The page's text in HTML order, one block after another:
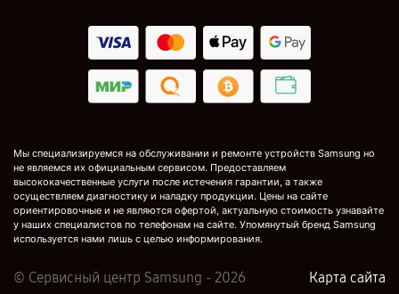
Мы специализируемся на обслуживании и ремонте устройств Samsung но
не являемся их официальным сервисом. Предоставляем
высококачественные услуги после истечения гарантии, а также
осуществляем диагностику и наладку продукции. Цены на сайте
ориентировочные и не являются офертой, актуальную стоимость узнавайте
у наших специалистов по телефонам на сайте. Упомянутый бренд Samsung
используется нами лишь с целью информирования.
© Сервисный центр Samsung - 2026 Карта сайта